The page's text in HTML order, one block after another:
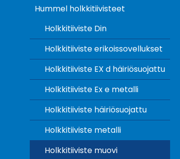
Hummel holkkitiivisteet
Holkkitiiviste Din
Holkkitiiviste erikoissovellukset
Holkkitiiviste EX d häiriösuojattu
Holkkitiiviste Ex e metalli
Holkkitiiviste häiriösuojattu
Holkkitiiviste metalli
Holkkitiiviste muovi